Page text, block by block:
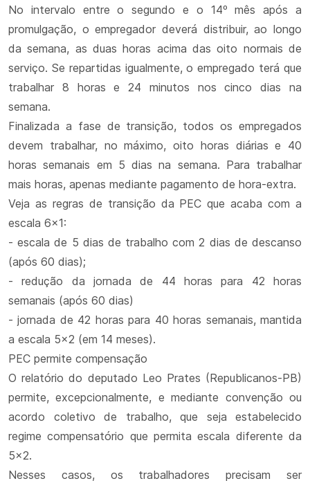
No intervalo entre o segundo e o 14º mês após a
promulgação, o empregador deverá distribuir, ao longo
da semana, as duas horas acima das oito normais de
serviço. Se repartidas igualmente, o empregado terá que
trabalhar 8 horas e 24 minutos nos cinco dias na
semana.
Finalizada a fase de transição, todos os empregados
devem trabalhar, no máximo, oito horas diárias e 40
horas semanais em 5 dias na semana. Para trabalhar
mais horas, apenas mediante pagamento de hora-extra.
Veja as regras de transição da PEC que acaba com a
escala 6x1:
- escala de 5 dias de trabalho com 2 dias de descanso
(após 60 dias);
- redução da jornada de 44 horas para 42 horas
semanais (após 60 dias)
- jornada de 42 horas para 40 horas semanais, mantida
a escala 5x2 (em 14 meses).
PEC permite compensação
O relatório do deputado Leo Prates (Republicanos-PB)
permite, excepcionalmente, e mediante convenção ou
acordo coletivo de trabalho, que seja estabelecido
regime compensatório que permita escala diferente da
5x2.
Nesses casos, os trabalhadores precisam ser